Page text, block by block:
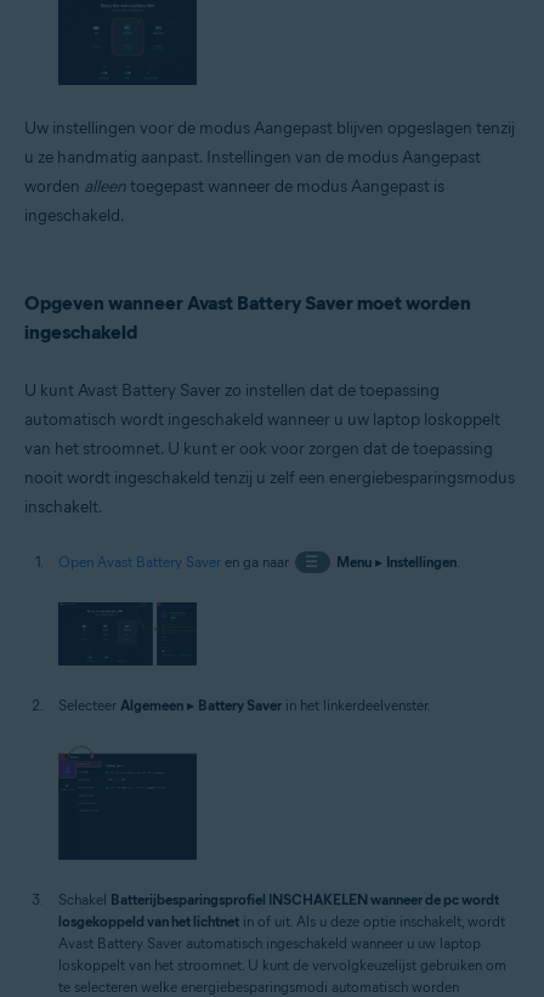
Uw instellingen voor de modus Aangepast blijven opgeslagen tenzij
u ze handmatig aanpast. Instellingen van de modus Aangepast
worden alleentoegepast wanneer de modus Aangepast is
ingeschakeld.
Opgeven wanneer Avast Battery Saver moet worden
ingeschakeld
U kunt Avast Battery Saver zo instellen dat de toepassing
automatisch wordt ingeschakeld wanneer u uw laptop loskoppelt
van het stroomnet. U kunt er ook voor zorgen dat de toepassing
nooit wordt ingeschakeld tenzij u zelf een energiebesparingsmodus
inschakelt.
Open Avast Battery Saver en ga naar ☰ Menu▸ Instellingen.
Selecteer Algemeen ▸ Battery Saver in het linkerdeelvenster.
Schakel Batterijbesparingsprofiel INSCHAKELEN wanneer de pc wordt
losgekoppeld van het lichtnet in of uit. Als u deze optie inschakelt, wordt
Avast Battery Saver automatisch ingeschakeld wanneer u uw laptop
loskoppelt van het stroomnet. U kunt de vervolgkeuzelijst gebruiken om
te selecteren welke energiebesparingsmodi automatisch worden